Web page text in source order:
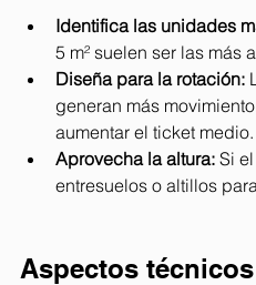
Identifica las unidades
5 m² suelen ser las más
Diseña para la rotación:
generan más
aumentar el ticket medio.
Aprovecha la altura: Si
entresuelos o altillos
Aspectos